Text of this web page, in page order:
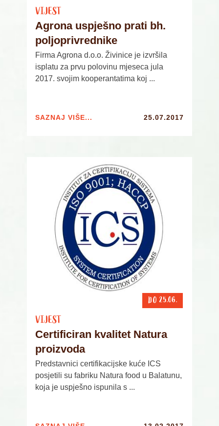
VIJEST
Agrona uspješno prati bh.
poljoprivrednike
Firma Agrona d.o.o. Živinice je izvršila
isplatu za prvu polovinu mjeseca jula
2017. svojim kooperantatima koj ...
SAZNAJ VIŠE... 25.07.2017
DO 25.06.
VIJEST
Certificiran kvalitet Natura
proizvoda
Predstavnici certifikacijske kuće ICS
posjetili su fabriku Natura food u Balatunu,
koja je uspješno ispunila s ...